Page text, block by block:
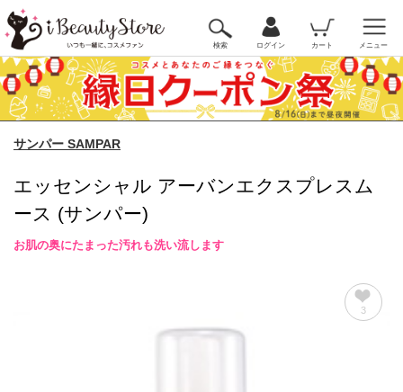
検索 ログイン カート メニュー
サンパー SAMPAR
エッセンシャル アーバンエクスプレスム
ース (サンパー)
お肌の奥にたまった汚れも洗い流します
3